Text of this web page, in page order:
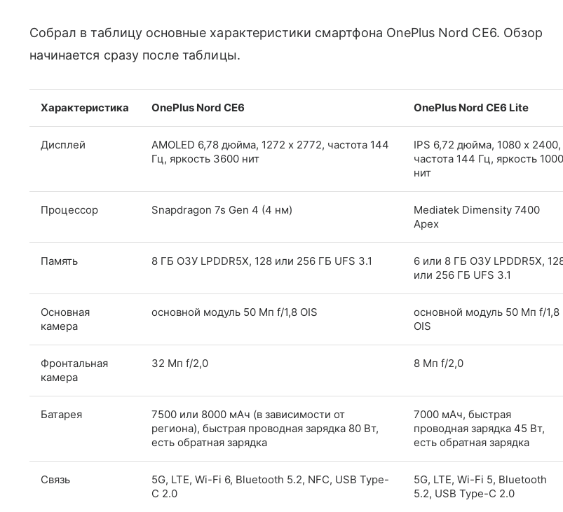
Собрал в таблицу основные характеристики смартфона OnePlus Nord CE6. Обзор
начинается сразу после таблицы.
Характеристика OnePlus Nord CE6 OnePlus Nord CE6 Lite
Дисплей
AMOLED 6,78 дюйма, 1272 x 2772, частота 144
Гц, яркость 3600 нит
IPS 6,72 дюйма, 1080 x 2400,
частота 144 Гц, яркость 1000
нит
Процессор Snapdragon 7s Gen 4 (4 нм)
Mediatek Dimensity 7400
Apex
Память 8 ГБ ОЗУ LPDDR5X, 128 или 256 ГБ UFS 3.1
6 или 8 ГБ ОЗУ LPDDR5X,
или 256 ГБ UFS 3.1
Основная
камера
основной модуль 50 Мп f/1,8 OIS
основной модуль 50 Мп f/1,8
OIS
Фронтальная
камера
32 Мп f/2,0 8 Мп f/2,0
Батарея
7500 или 8000 мАч (в зависимости от
региона), быстрая проводная зарядка 80 Вт,
есть обратная зарядка
7000 мАч, быстрая
проводная зарядка 45 Вт,
есть обратная зарядка
Связь
5G, LTE, Wi-Fi 6, Bluetooth 5.2, NFC, USB Type-
C 2.0
5G, LTE, Wi-Fi 5, Bluetooth
5.2, USB Type-C 2.0